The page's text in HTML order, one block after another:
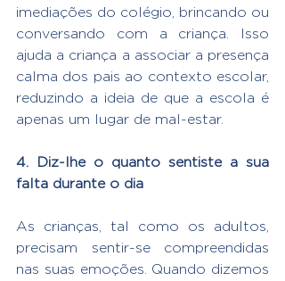
imediações do colégio, brincando ou
conversando com a criança. Isso
ajuda a criança a associar a presença
calma dos pais ao contexto escolar,
reduzindo a ideia de que a escola é
apenas um lugar de mal-estar.
4. Diz-lhe o quanto sentiste a sua
falta durante o dia
As crianças, tal como os adultos,
precisam sentir-se compreendidas
nas suas emoções. Quando dizemos